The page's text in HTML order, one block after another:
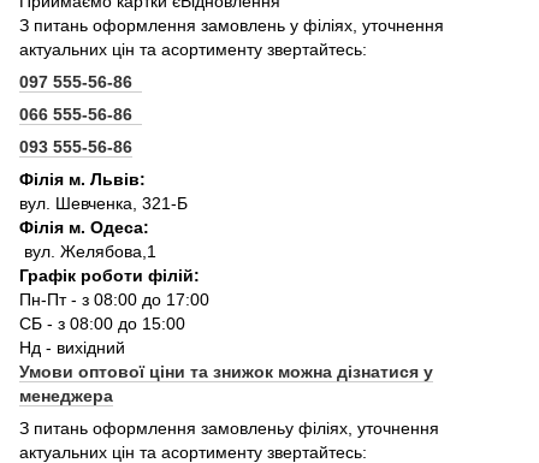
З питань оформлення замовлень у філіях, уточнення
актуальних цін та асортименту звертайтесь:
097 555-56-86
066 555-56-86
093 555-56-86
Філія м. Львів:
вул. Шевченка, 321-Б
Філія м. Одеса:
вул. Желябова,1
Графік роботи філій:
Пн-Пт - з 08:00 до 17:00
СБ - з 08:00 до 15:00
Нд - вихідний
Умови оптової ціни та знижок можна дізнатися у
менеджера
З питань оформлення замовленьу філіях, уточнення
актуальних цін та асортименту звертайтесь: